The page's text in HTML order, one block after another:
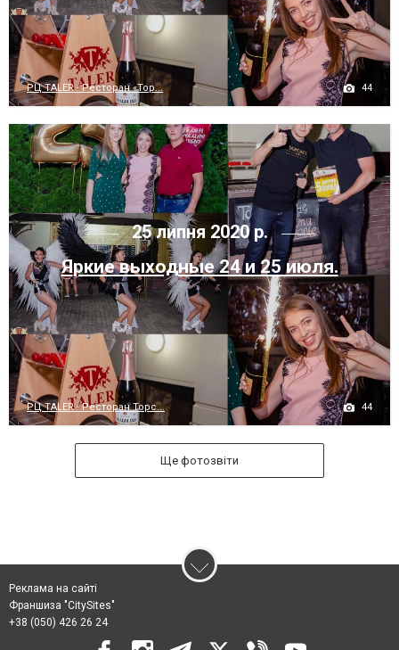
РЦ TALER - Ресторан «Тор... 44
25 липня 2020 р.
Яркие выходные 24 и 25 июля.
РЦ TALER - Ресторан Торс... 44
Ще фотозвіти
Реклама на сайті
Франшиза "CitySites"
+38 (050) 426 26 24